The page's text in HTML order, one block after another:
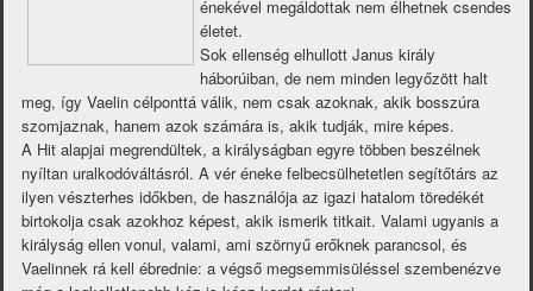
énekével megáldottak nem élhetnek csendes
életet.
Sok ellenség elhullott Janus király
háborúiban, de nem minden legyőzött halt
meg, így Vaelin célponttá válik, nem csak azoknak, akik bosszúra
szomjaznak, hanem azok számára is, akik tudják, mire képes.
A Hit alapjai megrendültek, a királyságban egyre többen beszélnek
nyíltan uralkodóváltásról. A vér éneke felbecsülhetetlen segítőtárs az
ilyen vészterhes időkben, de használója az igazi hatalom töredékét
birtokolja csak azokhoz képest, akik ismerik titkait. Valami ugyanis a
királyság ellen vonul, valami, ami szörnyű erőknek parancsol, és
Vaelinnek rá kell ébrednie: a végső megsemmisüléssel szembenézve